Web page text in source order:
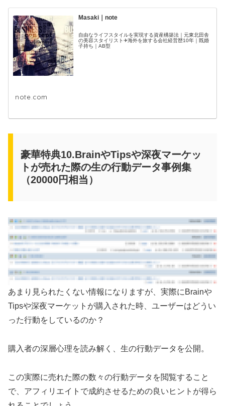
Masaki｜note
自由なライフスタイルを実現する資産構築法｜元東北田舎
の美容スタイリスト✈海外を旅する会社経営歴10年｜既婚
子持ち｜AB型
note.com
豪華特典10.BrainやTipsや深夜マーケッ
トが売れた際の生の行動データ事例集
（20000円相当）
あまり見られたくない情報になりますが、実際にBrainや
Tipsや深夜マーケットが購入された時、ユーザーはどうい
った行動をしているのか？
購入者の深層心理を読み解く、生の行動データを公開。
この実際に売れた際の数々の行動データを閲覧すること
で、アフィリエイトで成約させるための良いヒントが得ら